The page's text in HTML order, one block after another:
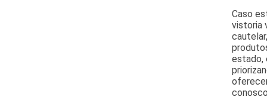
Caso
vistoria
estado,